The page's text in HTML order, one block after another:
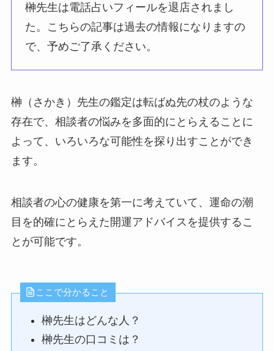
榊先生は電話占いフィールを退店されまし
た。こちらの記事は過去の情報になりますの
で、予めご了承ください。
榊（さかき）先生の鑑定は転ばぬ先の杖のような
存在で、相談者の悩みを多面的にとらえることに
よって、いろいろな可能性を探り出すことができ
ます。
相談者の心の健康を第一に考えていて、運命の潮
目を的確にとらえた開運アドバイスを提供するこ
とが可能です。
ここで分かること
榊先生はどんな人？
榊先生の口コミは？